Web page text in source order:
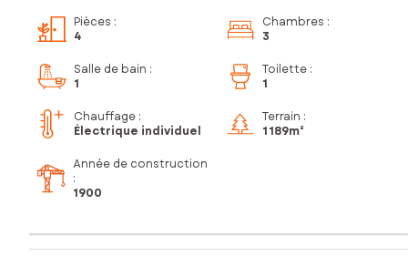
Pièces :
4
Chambres :
3
Salle de bain :
1
Toilette :
1
Chauffage :
Électrique individuel
Terrain :
1 189m²
Année de construction
:
1900